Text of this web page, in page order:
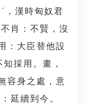
，漢時匈奴君
肖：不賢，沒
：大臣替他設
採用。畫，
容身之處，意
延續到今。